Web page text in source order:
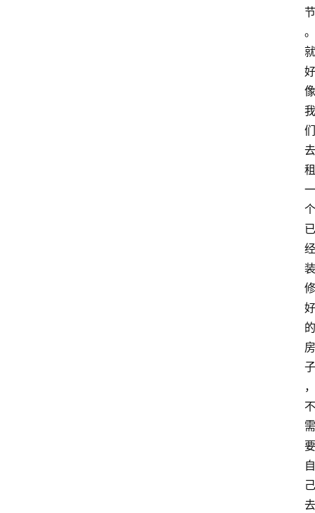
节
。
就
好
像
我
们
去
租
一
个
已
经
装
修
好
的
房
子
，
不
需
要
自
己
去